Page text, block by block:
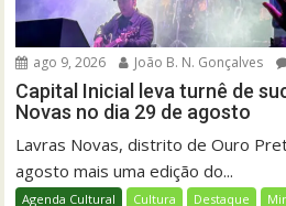
ago 9, 2026 João B. N. Gonçalves
Capital Inicial leva turnê de
Novas no dia 29 de agosto
Lavras Novas, distrito de Ouro
agosto mais uma edição do...
Agenda Cultural Cultura Destaque